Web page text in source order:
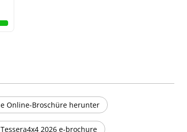
Online-Broschüre herunter
2026 e-brochure